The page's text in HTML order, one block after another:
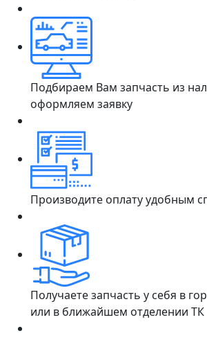
Подбираем Вам запчасть из
оформляем заявку
Производите оплату удобным
Получаете запчасть у себя в
или в ближайшем отделении ТК